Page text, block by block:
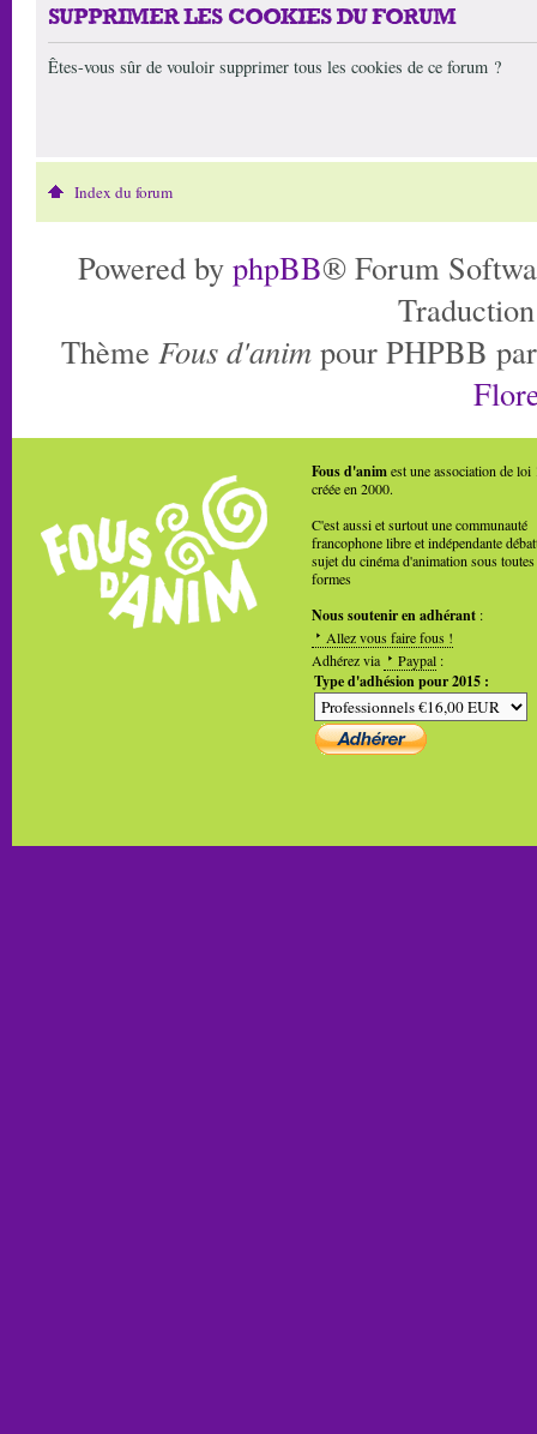
SUPPRIMER LES COOKIES DU FORUM
Êtes-vous sûr de vouloir supprimer tous les cookies de ce forum ?
Index du forum
Powered by phpBB® Forum
Thème Fous d'anim pour PHPBB
Fous d'animest une association de loi
créée en 2000.
C'est aussi et surtout une communauté
francophone libre et indépendante
sujet du cinéma d'animation sous toutes
formes
Nous soutenir en adhérant :
Allez vous faire fous !
Adhérez via
Paypal :
Type d'adhésion pour 2015 :